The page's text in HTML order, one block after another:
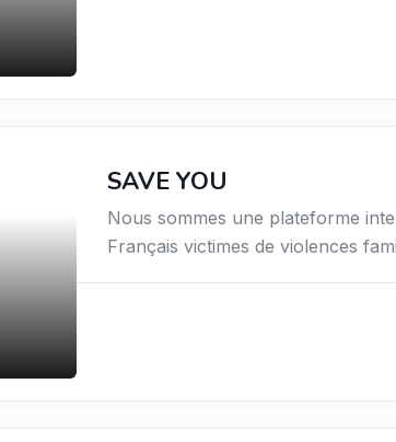
SAVE YOU
Nous sommes une plateforme
Français victimes de violences